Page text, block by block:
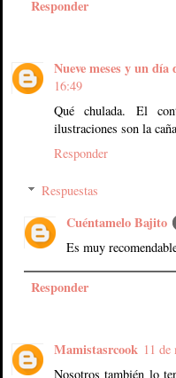
Responder
Nueve meses y un día
16:49
Qué chulada. El
ilustraciones son la
Responder
Respuestas
Cuéntamelo Bajito
Es muy
Responder
Mamistasrcook 11 de
Nosotros también lo